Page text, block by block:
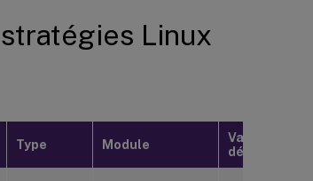
Linux
Type Module
Valeur par
défaut